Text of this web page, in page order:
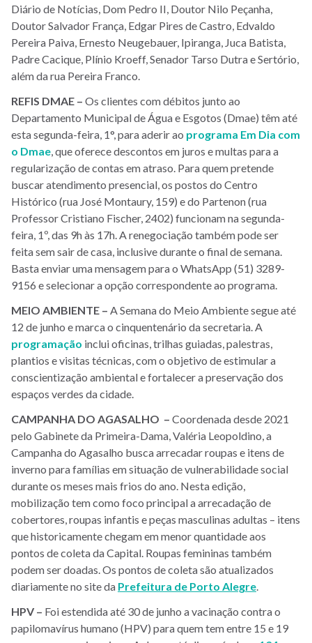
Diário de Notícias, Dom Pedro II, Doutor Nilo Peçanha,
Doutor Salvador França, Edgar Pires de Castro, Edvaldo
Pereira Paiva, Ernesto Neugebauer, Ipiranga, Juca Batista,
Padre Cacique, Plínio Kroeff, Senador Tarso Dutra e Sertório,
além da rua Pereira Franco.
REFIS DMAE – Os clientes com débitos junto ao
Departamento Municipal de Água e Esgotos (Dmae) têm até
esta segunda-feira, 1°, para aderir ao programa Em Dia com
o Dmae , que oferece descontos em juros e multas para a
regularização de contas em atraso. Para quem pretende
buscar atendimento presencial, os postos do Centro
Histórico (rua José Montaury, 159) e do Partenon (rua
Professor Cristiano Fischer, 2402) funcionam na segunda-
feira, 1º, das 9h às 17h. A renegociação também pode ser
feita sem sair de casa, inclusive durante o final de semana.
Basta enviar uma mensagem para o WhatsApp (51) 3289-
9156 e selecionar a opção correspondente ao programa.
MEIO AMBIENTE – A Semana do Meio Ambiente segue até
12 de junho e marca o cinquentenário da secretaria. A
programação inclui oficinas, trilhas guiadas, palestras,
plantios e visitas técnicas, com o objetivo de estimular a
conscientização ambiental e fortalecer a preservação dos
espaços verdes da cidade.
CAMPANHA DO AGASALHO – Coordenada desde 2021
pelo Gabinete da Primeira-Dama, Valéria Leopoldino, a
Campanha do Agasalho busca arrecadar roupas e itens de
inverno para famílias em situação de vulnerabilidade social
durante os meses mais frios do ano. Nesta edição,
mobilização tem como foco principal a arrecadação de
cobertores, roupas infantis e peças masculinas adultas – itens
que historicamente chegam em menor quantidade aos
pontos de coleta da Capital. Roupas femininas também
podem ser doadas. Os pontos de coleta são atualizados
diariamente no site da Prefeitura de Porto Alegre
HPV – Foi estendida até 30 de junho a vacinação contra o
papilomavírus humano (HPV) para quem tem entre 15 e 19